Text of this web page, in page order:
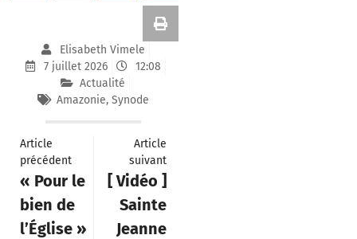
Elisabeth Vimele
7 juillet 2026
12:08
Actualité
Amazonie, Synode
Article
précédent
« Pour le
bien de
l’Église »
Article
suivant
[ Vidéo ]
Sainte
Jeanne